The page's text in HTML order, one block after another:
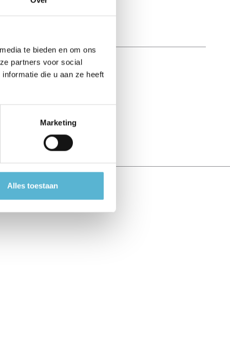
te bieden en om ons
partners voor social
die u aan ze heeft
Marketing
Alles toestaan